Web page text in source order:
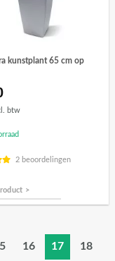
kunstplant 65 cm op
btw
2 beoordelingen
>
16 17 18